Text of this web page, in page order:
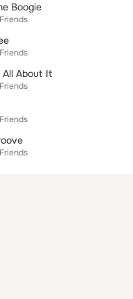
Boogie
All About It